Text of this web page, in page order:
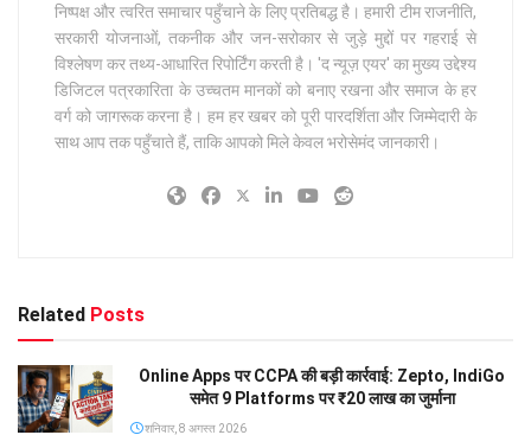
निष्पक्ष और त्वरित समाचार पहुँचाने के लिए प्रतिबद्ध है। हमारी टीम राजनीति,
सरकारी योजनाओं, तकनीक और जन-सरोकार से जुड़े मुद्दों पर गहराई से
विश्लेषण कर तथ्य-आधारित रिपोर्टिंग करती है। 'द न्यूज़ एयर' का मुख्य उद्देश्य
डिजिटल पत्रकारिता के उच्चतम मानकों को बनाए रखना और समाज के हर
वर्ग को जागरूक करना है। हम हर खबर को पूरी पारदर्शिता और जिम्मेदारी के
साथ आप तक पहुँचाते हैं, ताकि आपको मिले केवल भरोसेमंद जानकारी।
Related Posts
Online Apps पर CCPA की बड़ी कार्रवाई: Zepto, IndiGo
समेत 9 Platforms पर ₹20 लाख का जुर्माना
शनिवार, 8 अगस्त 2026